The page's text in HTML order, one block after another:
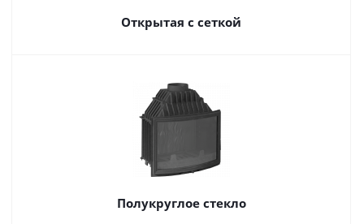
Открытая с сеткой
Полукруглое стекло